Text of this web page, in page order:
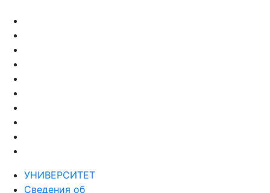
УНИВЕРСИТЕТ
Сведения об